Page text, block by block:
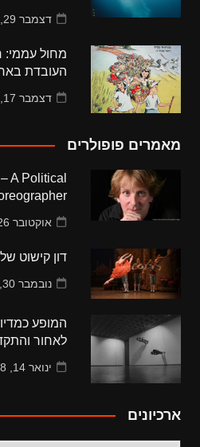
דצמבר 29, 2024
מחול עממי:
העובדת
דצמבר 17, 2024
מאמרים פופולרים
A Political
אוקטובר 26, 2007
דון קישוט
נובמבר 30, 2007
המופע
לאחור
ינואר 14, 2008
ארכיונים